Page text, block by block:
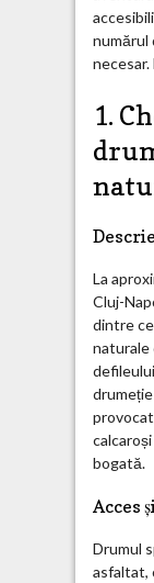
numărul
1.
La
Cluj-
dintre
naturale
bogată.
Acces
Drumul
asfaltat,